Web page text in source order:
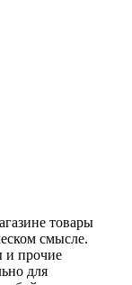
товары
смысле.
и прочие
для